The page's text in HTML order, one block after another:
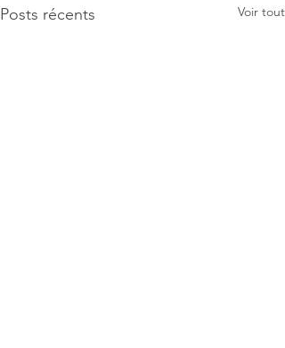
Posts récents Voir tout